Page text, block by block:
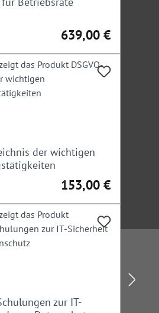
Regulärer Preis:
639,00 €
der wichtigen
Regulärer Preis:
153,00 €
zur IT-